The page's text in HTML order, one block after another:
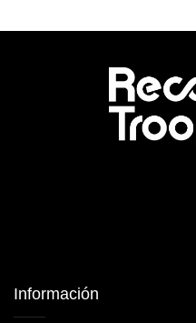
Información